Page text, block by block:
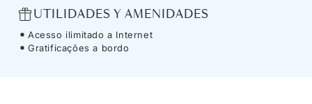
UTILIDADES Y AMENIDADES
Acesso ilimitado a Internet
Gratificações a bordo